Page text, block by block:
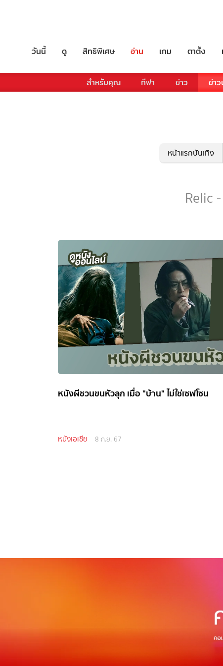
วันนี้ ดู สิทธิพิเศษ อ่าน เกม ตาตั้ง
สำหรับคุณ กีฬา ข่าว ข่า
หน้าแรกบันเทิง
Relic
หนังผีชวนขนหัวลุก เมื่อ "บ้าน" ไม่ใช่เซฟโซน
หนังเอเชีย 8 ก.ย. 67